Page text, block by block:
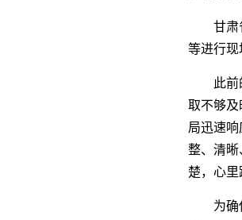
甘肃
等进行现
此
取不够及
局迅速
整、清晰
楚，心里
为